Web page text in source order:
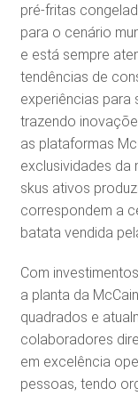
pré-fritas
para o cenário
e está sempre
tendências de
experiências para
trazendo
as plataformas
exclusividades da
skus ativos
correspondem a
batata vendida
Com
a planta da
quadrados e
colaboradores
em excelência
pessoas, tendo